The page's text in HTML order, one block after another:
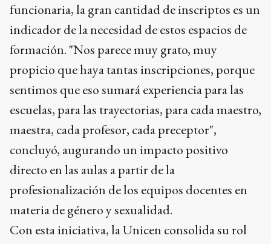
funcionaria, la gran cantidad de inscriptos es un
indicador de la necesidad de estos espacios de
formación. "Nos parece muy grato, muy
propicio que haya tantas inscripciones, porque
sentimos que eso sumará experiencia para las
escuelas, para las trayectorias, para cada maestro,
maestra, cada profesor, cada preceptor",
concluyó, augurando un impacto positivo
directo en las aulas a partir de la
profesionalización de los equipos docentes en
materia de género y sexualidad.
Con esta iniciativa, la Unicen consolida su rol